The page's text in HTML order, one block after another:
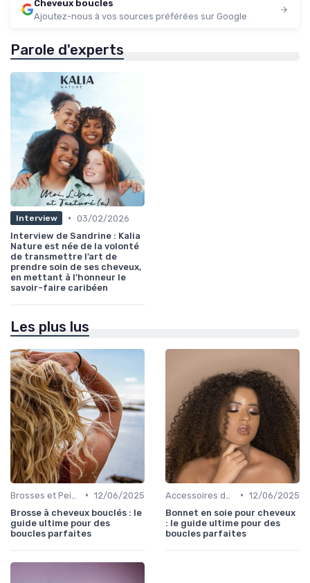
Cheveux boucles
Ajoutez-nous à vos sources préférées sur Google
Parole d'experts
Interview • 03/02/2026
Interview de Sandrine : Kalia
Nature est née de la volonté
de transmettre l’art de
prendre soin de ses cheveux,
en mettant à l’honneur le
savoir-faire caribéen
Les plus lus
• 12/06/2025
Brosse à cheveux bouclés : le
guide ultime pour des
boucles parfaites
• 12/06/2025
Bonnet en soie pour cheveux
: le guide ultime pour des
boucles parfaites